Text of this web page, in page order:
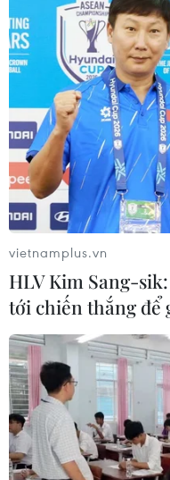
vietnamplus.vn
HLV Kim Sang-
tới chiến thắng để